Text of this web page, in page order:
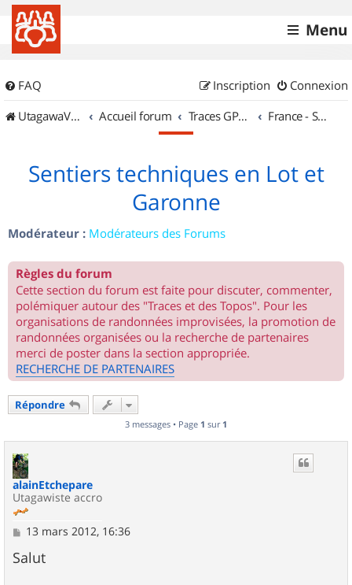
Menu
FAQ Connexion
Inscription
UtagawaVTT (Randos VTT et VTTAE avec traces GPS)
Accueil forum Traces GPS de randos VTT France - Sud Ouest
Sentiers techniques en Lot et
Garonne
Modérateur : Modérateurs des Forums
Règles du forum
Cette section du forum est faite pour discuter, commenter,
polémiquer autour des "Traces et des Topos". Pour les
organisations de randonnées improvisées, la promotion de
randonnées organisées ou la recherche de partenaires
merci de poster dans la section appropriée.
RECHERCHE DE PARTENAIRES
Répondre
3 messages • Page 1 sur 1
alainEtchepare
Utagawiste accro
M
s
s
13 mars 2012, 16:36
Salut